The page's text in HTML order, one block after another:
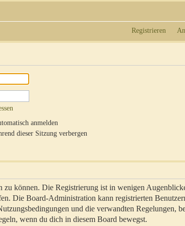
Registrieren
anmelden
dieser Sitzung verbergen
zu können. Die Registrierung ist in wenigen
Die Board-Administration kann registrierten
und die verwandten Regelungen,
wenn du dich in diesem Board bewegst.